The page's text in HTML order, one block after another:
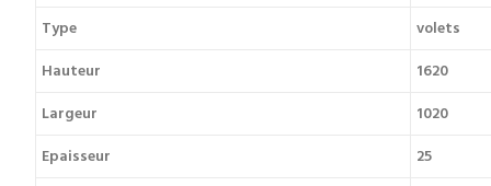
Type
volets
Hauteur
1620
Largeur
1020
Epaisseur
25